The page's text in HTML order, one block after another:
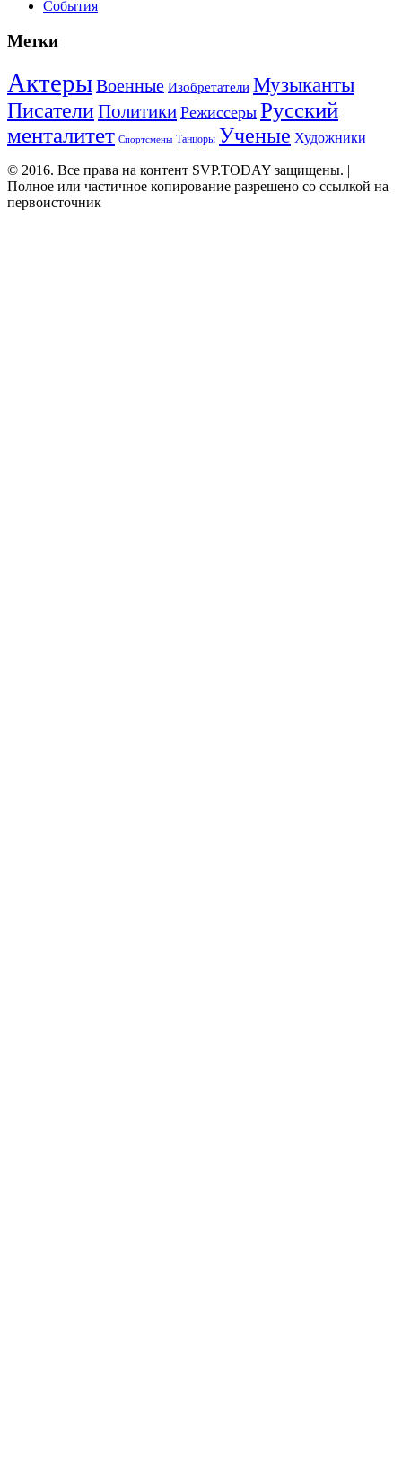
События
Метки
АктерыВоенные Изобретатели Музыканты
ПисателиПолитики Режиссеры Русский
менталитет Спортсмены Танцоры Ученые Художники
© 2016. Все права на контент SVP.TODAY защищены. |
Полное или частичное копирование разрешено со ссылкой на
первоисточник